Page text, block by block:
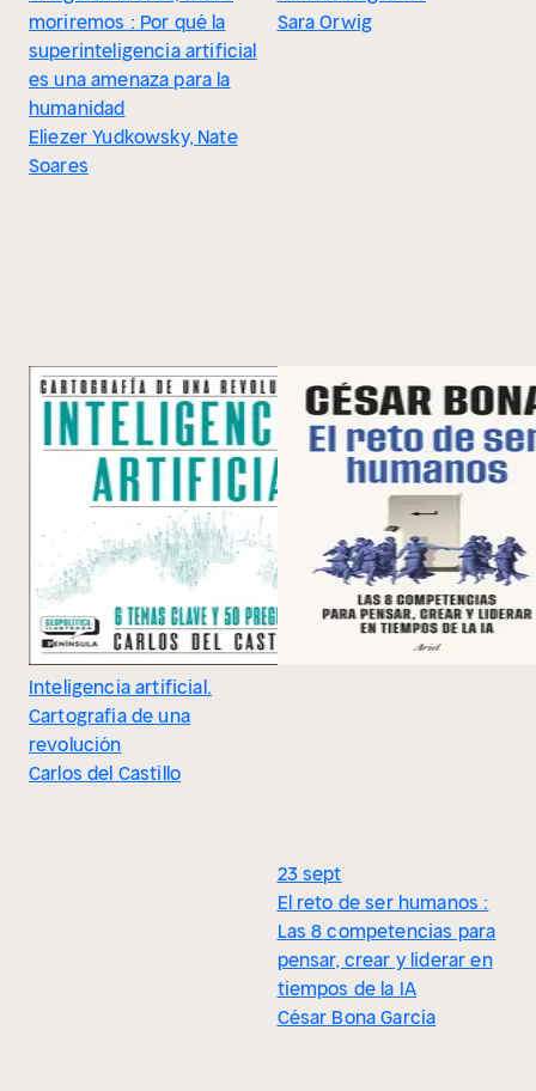
moriremos : Por qué la
superinteligencia artificial
es una amenaza para la
humanidad
Eliezer Yudkowsky, Nate
Soares
Sara Orwig
Inteligencia artificial.
Cartografía de una
revolución
Carlos del Castillo
23 sept
El reto de ser humanos :
Las 8 competencias para
pensar, crear y liderar en
tiempos de la IA
César Bona García